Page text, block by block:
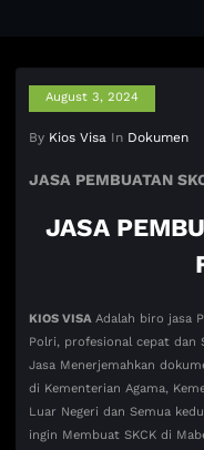
August 3, 2024
By Kios Visa In Dokumen
JASA PEMBUATAN
JASA
KIOS VISAAdalah biro jasa
Polri, profesional cepat dan
Jasa Menerjemahkan
di Kementerian Agama,
Luar Negeri dan Semua
ingin Membuat SKCK di